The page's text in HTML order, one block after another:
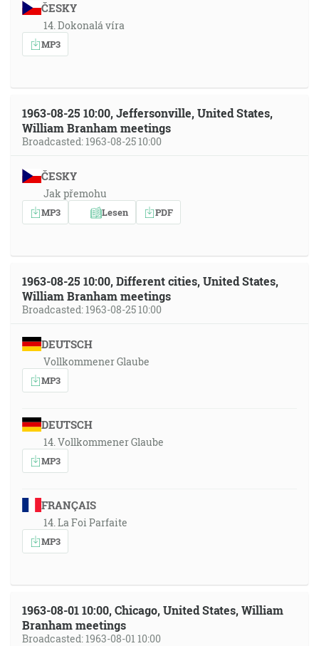
ČESKY
14. Dokonalá víra
MP3
1963-08-25 10:00, Jeffersonville, United States,
William Branham meetings
Broadcasted: 1963-08-25 10:00
ČESKY
Jak přemohu
MP3 Lesen PDF
1963-08-25 10:00, Different cities, United States,
William Branham meetings
Broadcasted: 1963-08-25 10:00
DEUTSCH
Vollkommener Glaube
MP3
DEUTSCH
14. Vollkommener Glaube
MP3
FRANÇAIS
14. La Foi Parfaite
MP3
1963-08-01 10:00, Chicago, United States, William
Branham meetings
Broadcasted: 1963-08-01 10:00